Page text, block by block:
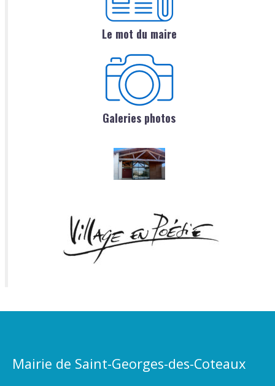
Le mot du maire
Galeries photos
Mairie de Saint-Georges-des-Coteaux